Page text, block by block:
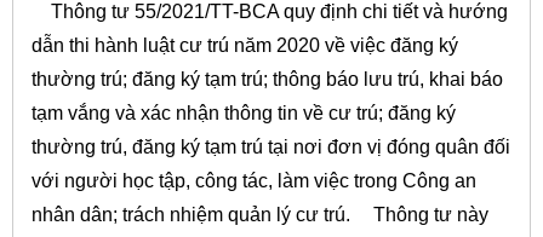
Thông tư 55/2021/TT-BCA quy định chi tiết và hướng
dẫn thi hành luật cư trú năm 2020 về việc đăng ký
thường trú; đăng ký tạm trú; thông báo lưu trú, khai báo
tạm vắng và xác nhận thông tin về cư trú; đăng ký
thường trú, đăng ký tạm trú tại nơi đơn vị đóng quân đối
với người học tập, công tác, làm việc trong Công an
nhân dân; trách nhiệm quản lý cư trú.
Thông tư này